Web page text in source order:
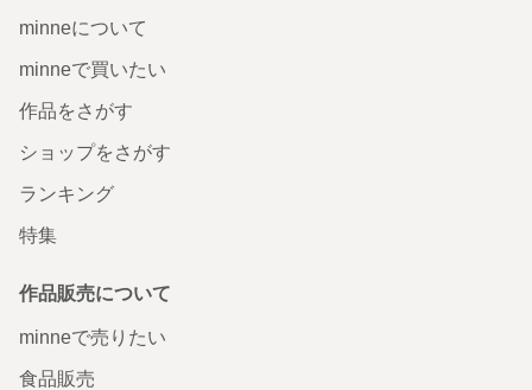
minneについて
minneで買いたい
作品をさがす
ショップをさがす
ランキング
特集
作品販売について
minneで売りたい
食品販売